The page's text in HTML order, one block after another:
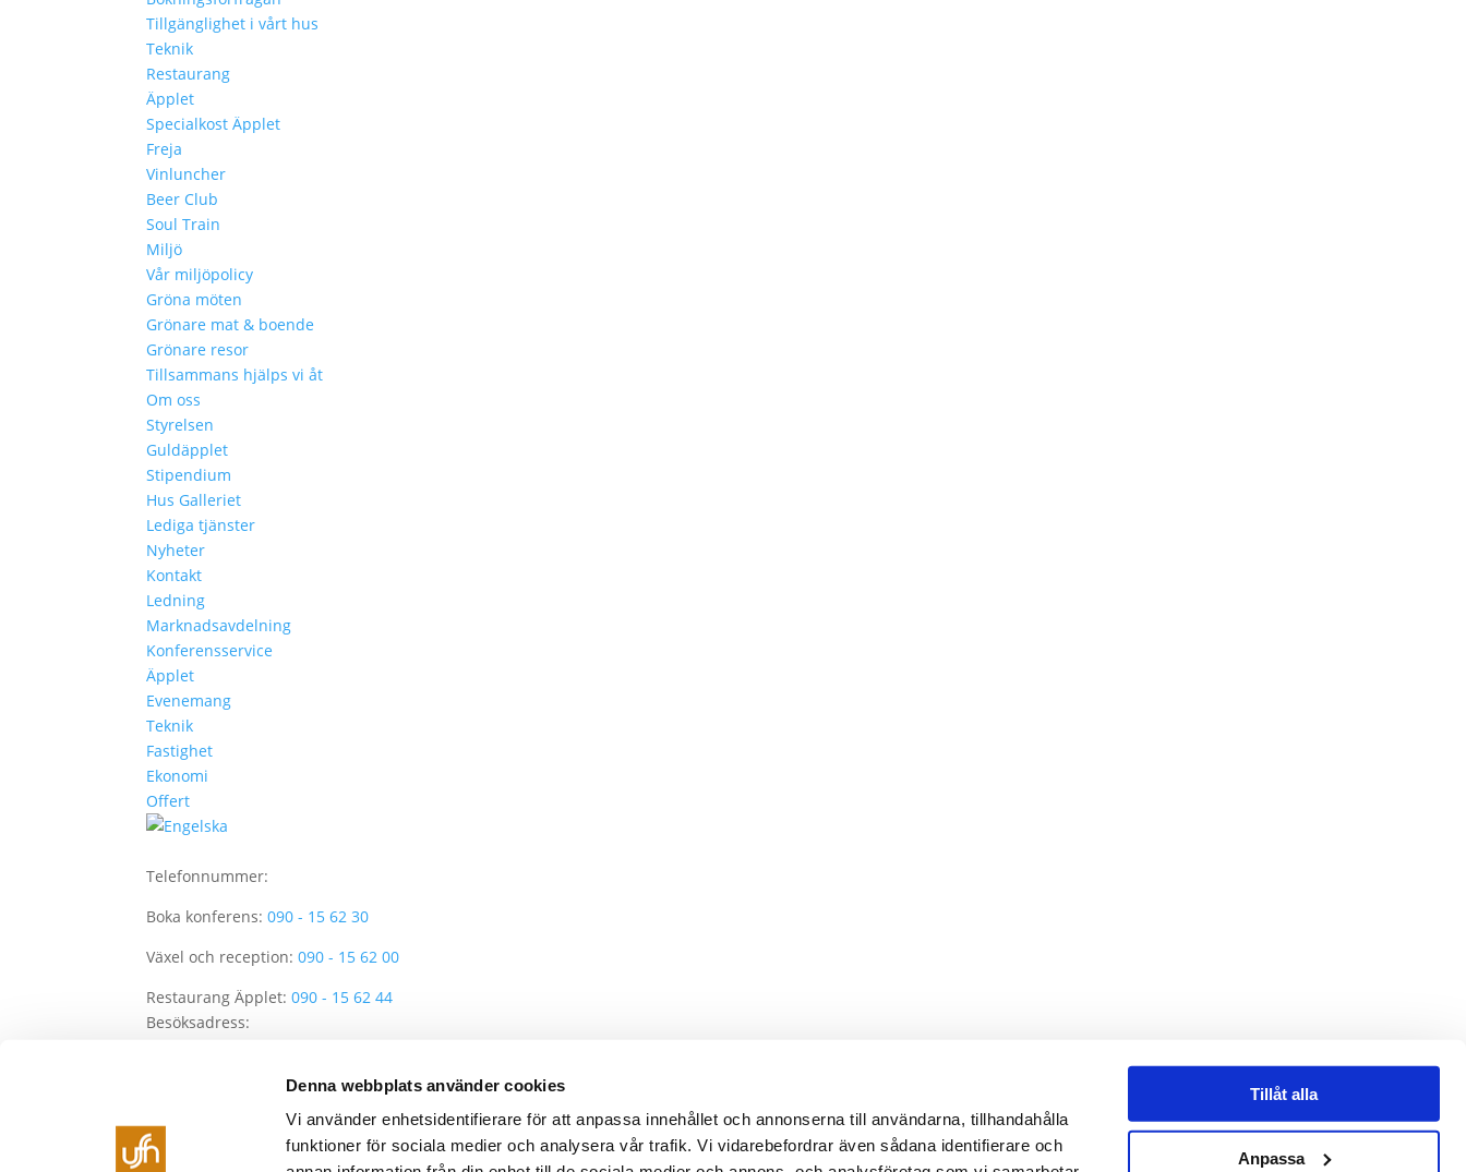
Denna webbplats använder cookies
Vi använder enhetsidentifierare för att anpassa innehållet och annonserna till användarna, tillhandahålla
funktioner för sociala medier och analysera vår trafik. Vi vidarebefordrar även sådana identifierare och
Tillåt alla
Anpassa
Tillgänglighet i vårt hus
Teknik
Restaurang
Äpplet
Specialkost Äpplet
Freja
Vinluncher
Beer Club
Soul Train
Miljö
Vår miljöpolicy
Gröna möten
Grönare mat & boende
Grönare resor
Tillsammans hjälps vi åt
Om oss
Styrelsen
Guldäpplet
Stipendium
Hus Galleriet
Lediga tjänster
Nyheter
Kontakt
Ledning
Marknadsavdelning
Konferensservice
Äpplet
Evenemang
Teknik
Fastighet
Ekonomi
Offert
Telefonnummer:
Boka konferens:090 - 15 62 30
Växel och reception:090 - 15 62 00
Restaurang Äpplet:090 - 15 62 44
Besöksadress:
903 29 Umeå